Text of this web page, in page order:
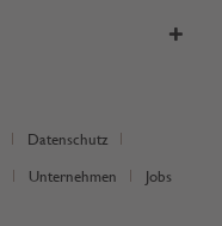
Datenschutz
Unternehmen Jobs